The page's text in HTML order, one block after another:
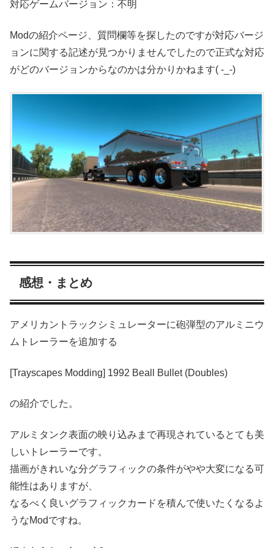
対応ゲームバージョン：不明
Modの紹介ページ、質問欄等を探したのですが対応バージ
ョンに関する記述が見つかりませんでしたので正式な対応
がどのバージョンからなのかは分かりかねます( -_-)
感想・まとめ
アメリカントラックシミュレーターに砲弾型のアルミニウ
ムトレーラーを追加する
[Trayscapes Modding] 1992 Beall Bullet (Doubles)
の紹介でした。
アルミタンク表面の映り込みまで再現されているとても美
しいトレーラーです。
描画がきれいな分グラフィックの条件がやや大変になる可
能性はありますが、
なるべく良いグラフィックカードを積んで使いたくなるよ
うなModですね。